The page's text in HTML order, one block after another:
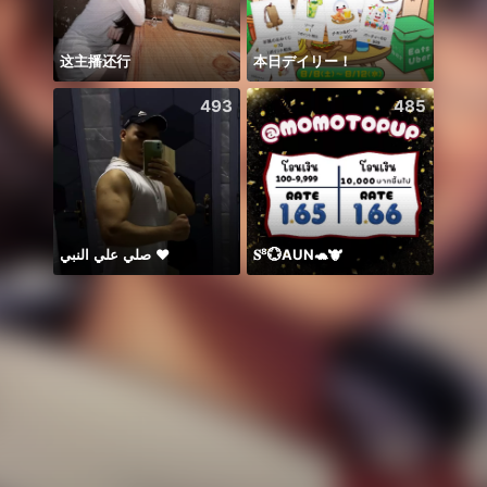
这主播还行 本日デイリー！
493
صلي علي النبي ♥️
485
𝐒⁸💮AUN🐢🐮 Idol